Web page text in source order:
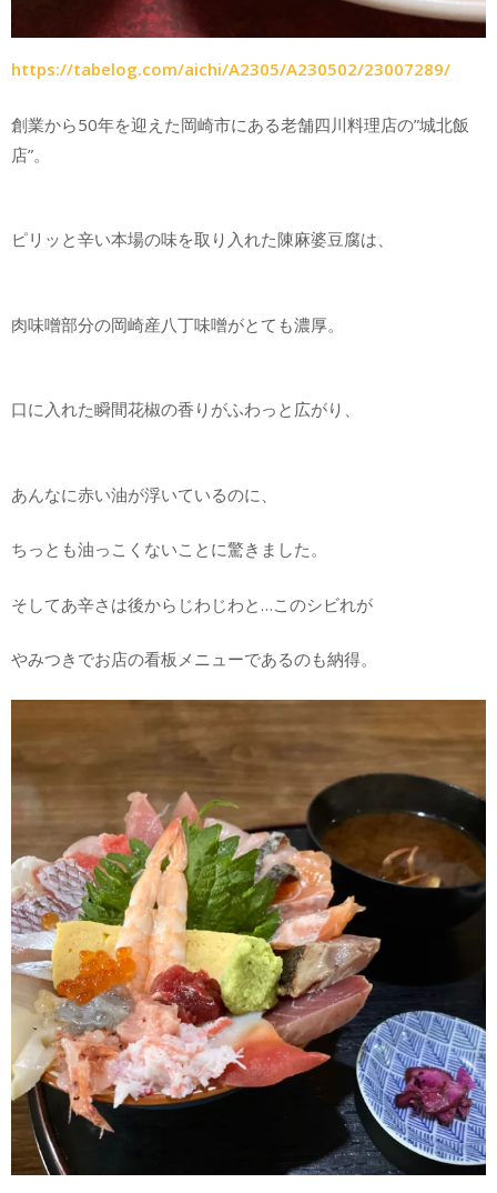
https://tabelog.com/aichi/A2305/A230502/23007289/
創業から50年を迎えた岡崎市にある老舗四川料理店の”城北飯
店”。
ピリッと辛い本場の味を取り入れた陳麻婆豆腐は、
肉味噌部分の岡崎産八丁味噌がとても濃厚。
口に入れた瞬間花椒の香りがふわっと広がり、
あんなに赤い油が浮いているのに、
ちっとも油っこくないことに驚きました。
そしてあ辛さは後からじわじわと…このシビれが
やみつきでお店の看板メニューであるのも納得。